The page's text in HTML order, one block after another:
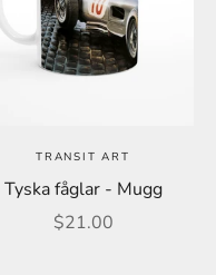
TRANSIT ART
Tyska fåglar - Mugg
REA-pris
$21.00